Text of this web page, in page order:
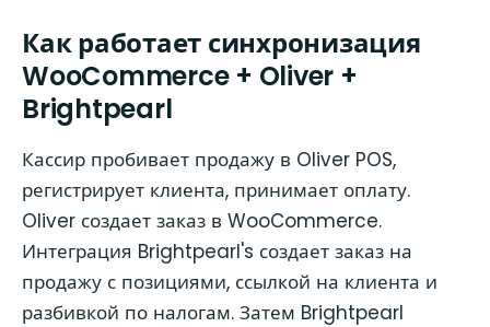
Как работает синхронизация
WooCommerce + Oliver +
Brightpearl
Кассир пробивает продажу в Oliver POS,
регистрирует клиента, принимает оплату.
Oliver создает заказ в WooCommerce.
Интеграция Brightpearl's создает заказ на
продажу с позициями, ссылкой на клиента и
разбивкой по налогам. Затем Brightpearl